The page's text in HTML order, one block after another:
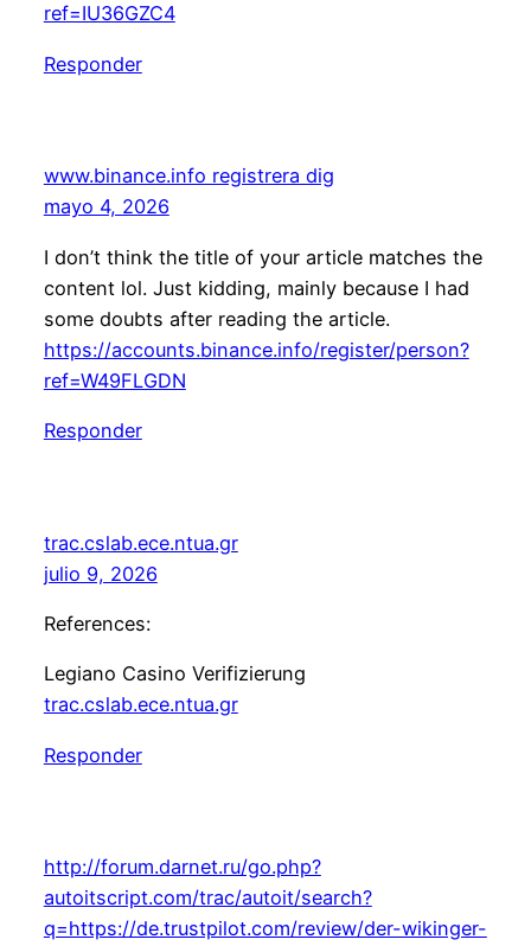
ref=IU36GZC4
Responder
www.binance.info registrera dig
mayo 4, 2026
I don’t think the title of your article matches the
content lol. Just kidding, mainly because I had
some doubts after reading the article.
https://accounts.binance.info/register/person?
ref=W49FLGDN
Responder
trac.cslab.ece.ntua.gr
julio 9, 2026
References:
Legiano Casino Verifizierung
trac.cslab.ece.ntua.gr
Responder
http://forum.darnet.ru/go.php?
autoitscript.com/trac/autoit/search?
q=https://de.trustpilot.com/review/der-wikinger-